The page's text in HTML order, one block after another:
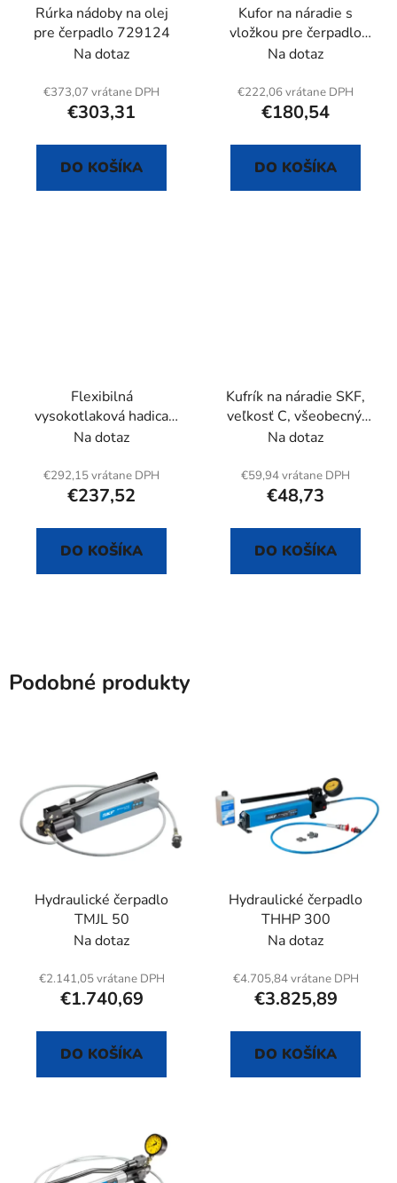
Rúrka nádoby na olej
pre čerpadlo 729124
Na dotaz
€373,07 vrátane DPH
€303,31
DO KOŠÍKA
Kufor na náradie s
vložkou pre čerpadlo
729124
Na dotaz
€222,06 vrátane DPH
€180,54
DO KOŠÍKA
Flexibilná
vysokotlaková hadica
100 MPa, dĺžka 1,5 m
Na dotaz
€292,15 vrátane DPH
€237,52
DO KOŠÍKA
Kufrík na náradie SKF,
veľkosť C, všeobecný,
bez vložky, prázdny
Na dotaz
€59,94 vrátane DPH
€48,73
DO KOŠÍKA
Podobné produkty
Hydraulické čerpadlo
TMJL 50
Na dotaz
€2.141,05 vrátane DPH
€1.740,69
DO KOŠÍKA
Hydraulické čerpadlo
THHP 300
Na dotaz
€4.705,84 vrátane DPH
€3.825,89
DO KOŠÍKA